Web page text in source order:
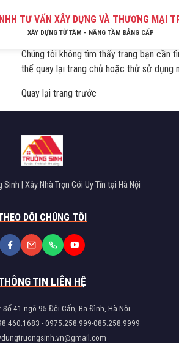
TƯ VẤN XÂY DỰNG VÀ THƯƠNG MẠI
XÂY DỰNG TỪ TÂM - NÂNG TẦM ĐẲNG CẤP
Lỗi! Không tìm thấy trang.
Chúng tôi không tìm thấy trang bạn cần
thể quay lại trang chủ hoặc thử sử dụng
Quay lại trang trước
Sinh | Xây Nhà Trọn Gói Uy Tín tại Hà Nội
DÕI CHÚNG TÔI
TIN LIÊN HỆ
Số 41 ngõ 95 Đội Cấn, Ba Đình, Hà Nội
- 0975.258.999-085.258.9999